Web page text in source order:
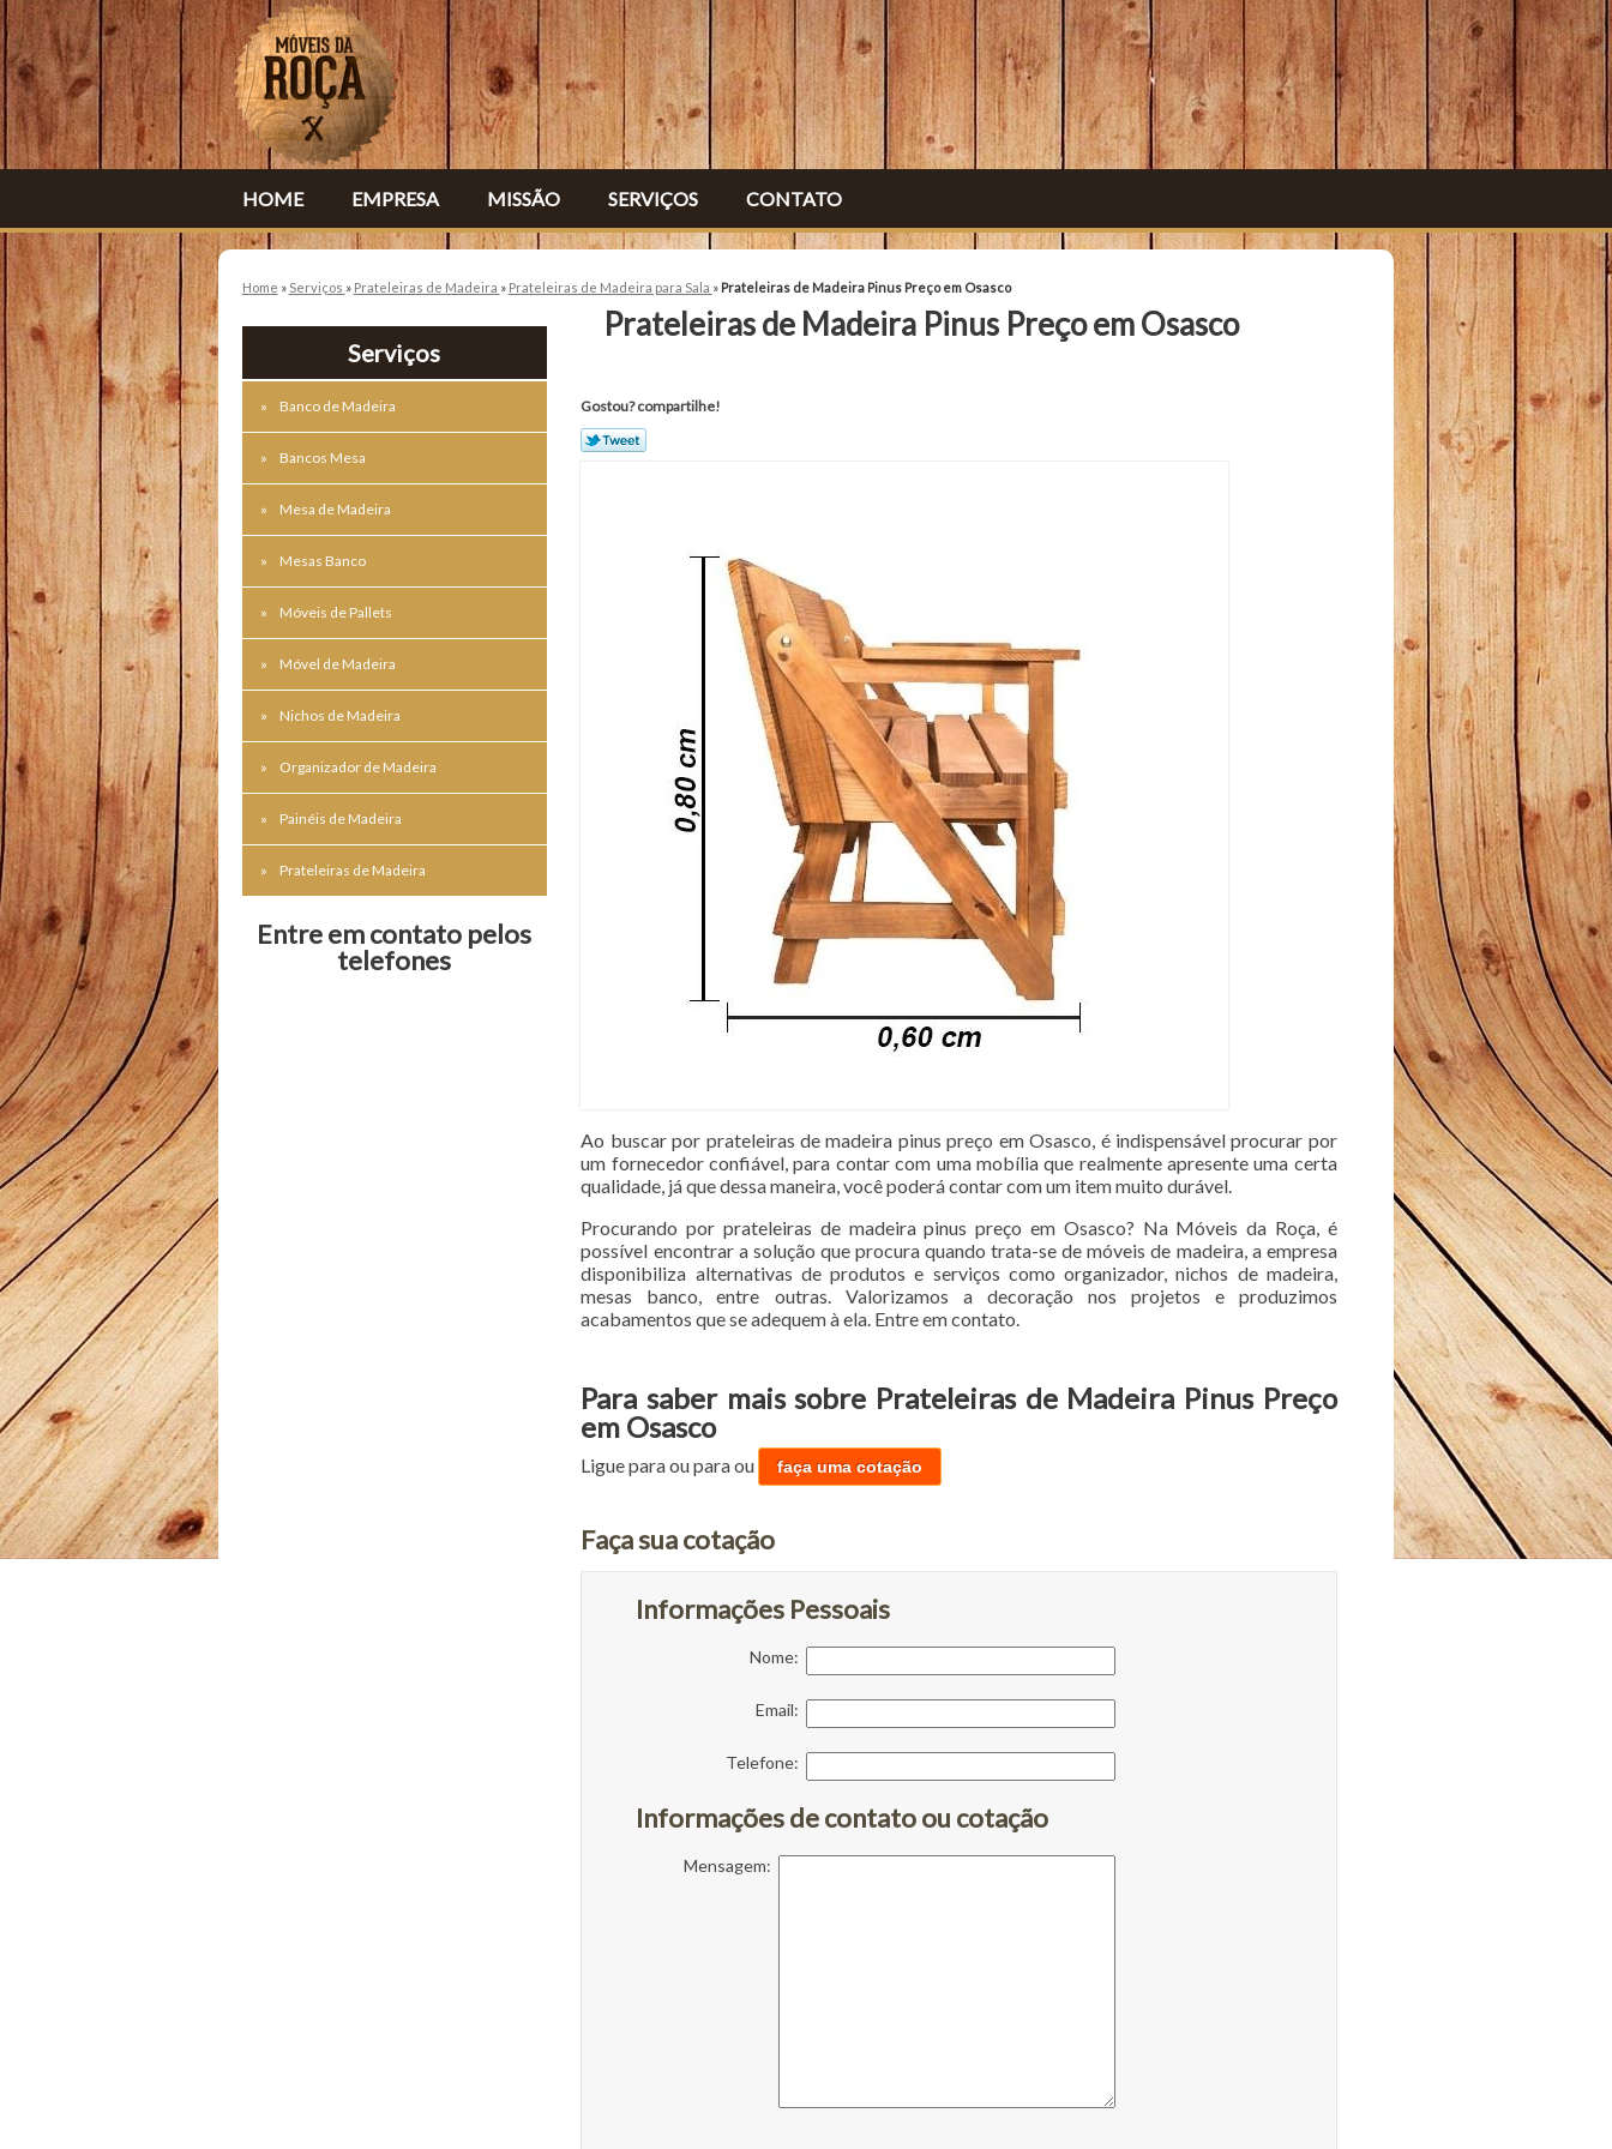
HOME EMPRESA MISSÃO SERVIÇOS CONTATO
Home » Serviços » Prateleiras de Madeira » Prateleiras de Madeira para Sala » Prateleiras de Madeira Pinus Preço em Osasco
Serviços
Banco de Madeira
Bancos Mesa
Mesa de Madeira
Mesas Banco
Móveis de Pallets
Móvel de Madeira
Nichos de Madeira
Organizador de Madeira
Painéis de Madeira
Prateleiras de Madeira
Entre em contato pelos
telefones
Prateleiras de Madeira Pinus Preço em Osasco
Gostou? compartilhe!
Ao buscar por prateleiras de madeira pinus preço em Osasco, é indispensável procurar por
um fornecedor confiável, para contar com uma mobília que realmente apresente uma certa
qualidade, já que dessa maneira, você poderá contar com um item muito durável.
Procurando por prateleiras de madeira pinus preço em Osasco? Na Móveis da Roça, é
possível encontrar a solução que procura quando trata-se de móveis de madeira, a empresa
disponibiliza alternativas de produtos e serviços como organizador, nichos de madeira,
mesas banco, entre outras. Valorizamos a decoração nos projetos e produzimos
acabamentos que se adequem à ela. Entre em contato.
Para saber mais sobre Prateleiras de Madeira Pinus Preço
em Osasco
Ligue paraou paraou faça uma cotação
Faça sua cotação
Informações Pessoais
Nome:
Email:
Telefone:
Informações de contato ou cotação
Mensagem: